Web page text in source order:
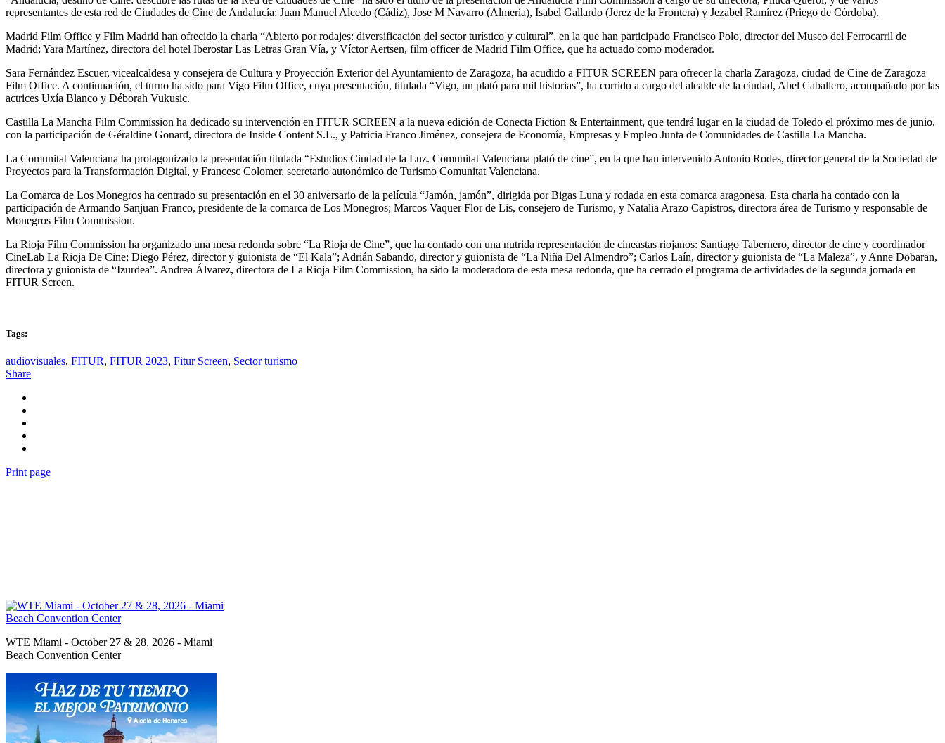
representantes de esta red de Ciudades de Cine de Andalucía: Juan Manuel Alcedo (Cádiz), Jose M Navarro (Almería), Isabel Gallardo (Jerez de la Frontera) y Jezabel Ramírez (Priego de Córdoba).
Madrid Film Office y Film Madrid han ofrecido la charla “Abierto por rodajes: diversificación del sector turístico y cultural”, en la que han participado Francisco Polo, director del Museo del Ferrocarril de
Madrid; Yara Martínez, directora del hotel Iberostar Las Letras Gran Vía, y Víctor Aertsen, film officer de Madrid Film Office, que ha actuado como moderador.
Sara Fernández Escuer, vicealcaldesa y consejera de Cultura y Proyección Exterior del Ayuntamiento de Zaragoza, ha acudido a FITUR SCREEN para ofrecer la charla Zaragoza, ciudad de Cine de Zaragoza
Film Office. A continuación, el turno ha sido para Vigo Film Office, cuya presentación, titulada “Vigo, un plató para mil historias”, ha corrido a cargo del alcalde de la ciudad, Abel Caballero, acompañado por las
actrices Uxía Blanco y Déborah Vukusic.
Castilla La Mancha Film Commission ha dedicado su intervención en FITUR SCREEN a la nueva edición de Conecta Fiction & Entertainment, que tendrá lugar en la ciudad de Toledo el próximo mes de junio,
con la participación de Géraldine Gonard, directora de Inside Content S.L., y Patricia Franco Jiménez, consejera de Economía, Empresas y Empleo Junta de Comunidades de Castilla La Mancha.
La Comunitat Valenciana ha protagonizado la presentación titulada “Estudios Ciudad de la Luz. Comunitat Valenciana plató de cine”, en la que han intervenido Antonio Rodes, director general de la Sociedad de
Proyectos para la Transformación Digital, y Francesc Colomer, secretario autonómico de Turismo Comunitat Valenciana.
La Comarca de Los Monegros ha centrado su presentación en el 30 aniversario de la película “Jamón, jamón”, dirigida por Bigas Luna y rodada en esta comarca aragonesa. Esta charla ha contado con la
participación de Armando Sanjuan Franco, presidente de la comarca de Los Monegros; Marcos Vaquer Flor de Lis, consejero de Turismo, y Natalia Arazo Capistros, directora área de Turismo y responsable de
Monegros Film Commission.
La Rioja Film Commission ha organizado una mesa redonda sobre “La Rioja de Cine”, que ha contado con una nutrida representación de cineastas riojanos: Santiago Tabernero, director de cine y coordinador
CineLab La Rioja De Cine; Diego Pérez, director y guionista de “El Kala”; Adrián Sabando, director y guionista de “La Niña Del Almendro”; Carlos Laín, director y guionista de “La Maleza”, y Anne Dobaran,
directora y guionista de “Izurdea”. Andrea Álvarez, directora de La Rioja Film Commission, ha sido la moderadora de esta mesa redonda, que ha cerrado el programa de actividades de la segunda jornada en
FITUR Screen.
Tags:
audiovisuales, FITUR, FITUR 2023, Fitur Screen, Sector turismo
Share
Print page
WTE Miami - October 27 & 28, 2026 - Miami
Beach Convention Center